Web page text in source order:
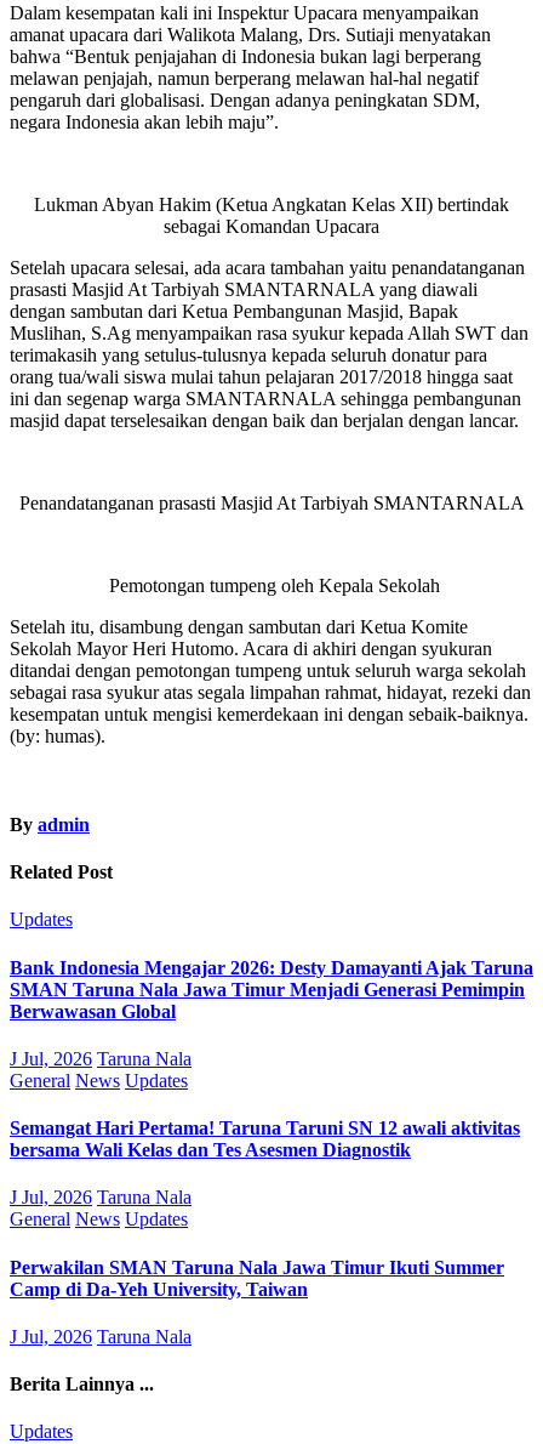
Dalam kesempatan kali ini Inspektur Upacara menyampaikan
amanat upacara dari Walikota Malang, Drs. Sutiaji menyatakan
bahwa “Bentuk penjajahan di Indonesia bukan lagi berperang
melawan penjajah, namun berperang melawan hal-hal negatif
pengaruh dari globalisasi. Dengan adanya peningkatan SDM,
negara Indonesia akan lebih maju”.
Lukman Abyan Hakim (Ketua Angkatan Kelas XII) bertindak
sebagai Komandan Upacara
Setelah upacara selesai, ada acara tambahan yaitu penandatanganan
prasasti Masjid At Tarbiyah SMANTARNALA yang diawali
dengan sambutan dari Ketua Pembangunan Masjid, Bapak
Muslihan, S.Ag menyampaikan rasa syukur kepada Allah SWT dan
terimakasih yang setulus-tulusnya kepada seluruh donatur para
orang tua/wali siswa mulai tahun pelajaran 2017/2018 hingga saat
ini dan segenap warga SMANTARNALA sehingga pembangunan
masjid dapat terselesaikan dengan baik dan berjalan dengan lancar.
Penandatanganan prasasti Masjid At Tarbiyah SMANTARNALA
Pemotongan tumpeng oleh Kepala Sekolah
Setelah itu, disambung dengan sambutan dari Ketua Komite
Sekolah Mayor Heri Hutomo. Acara di akhiri dengan syukuran
ditandai dengan pemotongan tumpeng untuk seluruh warga sekolah
sebagai rasa syukur atas segala limpahan rahmat, hidayat, rezeki dan
kesempatan untuk mengisi kemerdekaan ini dengan sebaik-baiknya.
(by: humas).
By admin
Related Post
Updates
Bank Indonesia Mengajar 2026: Desty Damayanti Ajak Taruna
SMAN Taruna Nala Jawa Timur Menjadi Generasi Pemimpin
Berwawasan Global
J Jul, 2026 Taruna Nala
General News Updates
Semangat Hari Pertama! Taruna Taruni SN 12 awali aktivitas
bersama Wali Kelas dan Tes Asesmen Diagnostik
J Jul, 2026 Taruna Nala
General News Updates
Perwakilan SMAN Taruna Nala Jawa Timur Ikuti Summer
Camp di Da-Yeh University, Taiwan
J Jul, 2026 Taruna Nala
Berita Lainnya ...
Updates